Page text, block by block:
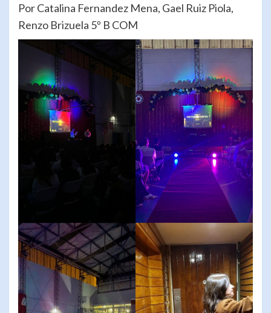
Por Catalina Fernandez Mena, Gael Ruiz Piola,
Renzo Brizuela 5º B COM